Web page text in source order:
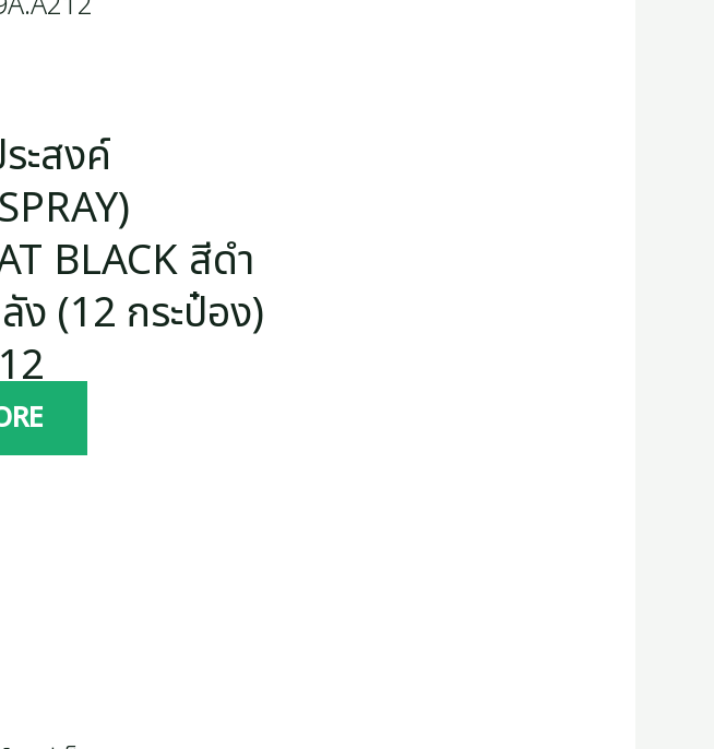
ะสงค์
BLACK สีดำ
ง (12 กระป๋อง)